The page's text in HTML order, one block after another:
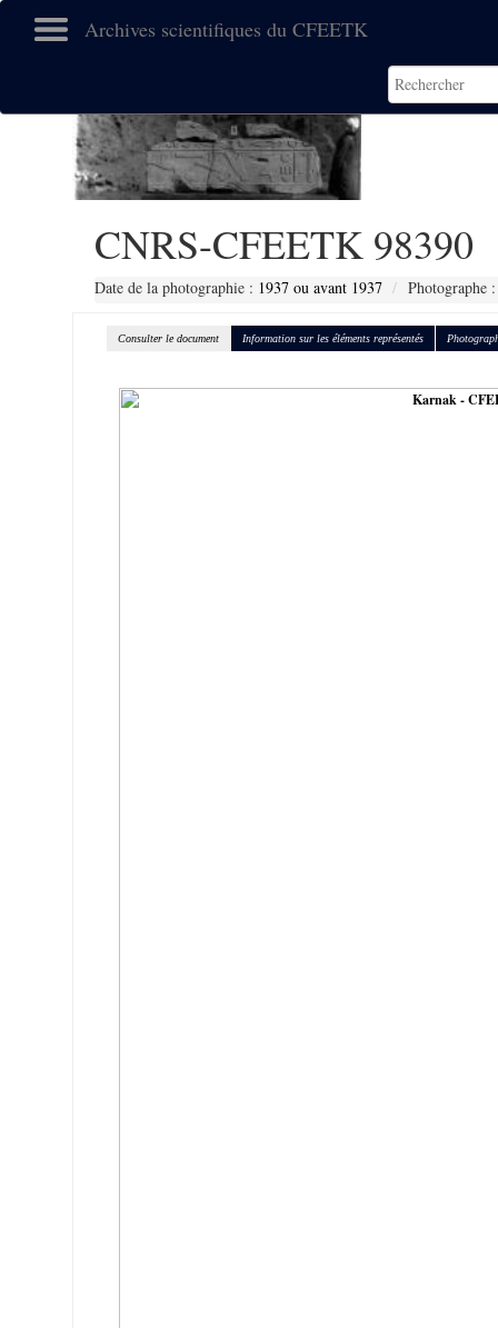
Archives scientifiques du CFEETK
CNRS-CFEETK 98390
Date de la photographie : 1937 ou avant 1937 Photographe
Consulter le document Information sur les éléments représentés